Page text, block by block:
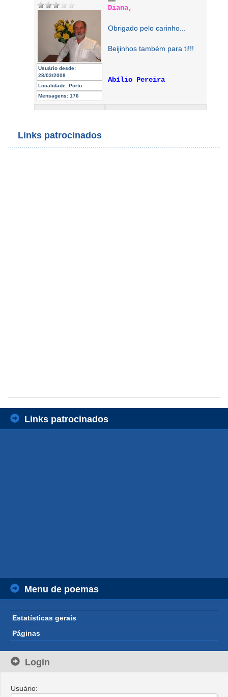
Usuário desde:
28/03/2008
Localidade: Porto
Mensagens: 176
Diana,
Obrigado pelo carinho...
Beijinhos também para ti!!!
Abílio Pereira
Links patrocinados
Links patrocinados
Menu de poemas
Estatísticas gerais
Páginas
Login
Usuário: